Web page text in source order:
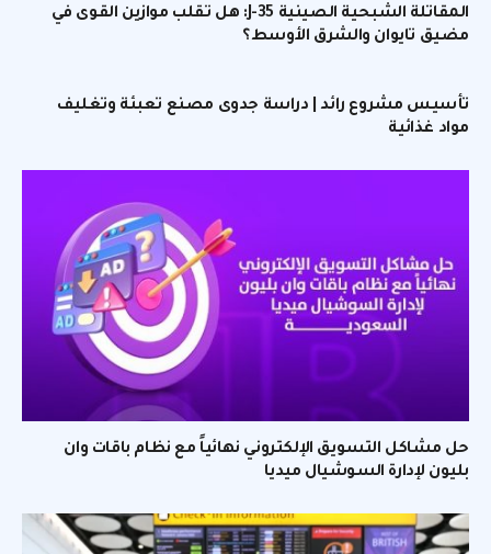
المقاتلة الشبحية الصينية J-35: هل تقلب موازين القوى في
مضيق تايوان والشرق الأوسط؟
تأسيس مشروع رائد | دراسة جدوى مصنع تعبئة وتغليف
مواد غذائية
حل مشاكل التسويق الإلكتروني نهائياً مع نظام باقات وان
بليون لإدارة السوشيال ميديا